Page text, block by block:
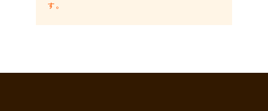
す。